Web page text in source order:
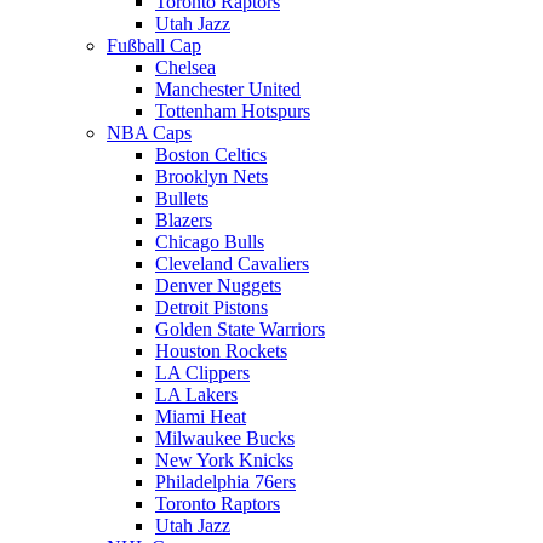
Utah Jazz
Fußball Cap
Chelsea
Manchester United
Tottenham Hotspurs
NBA Caps
Boston Celtics
Brooklyn Nets
Bullets
Blazers
Chicago Bulls
Cleveland Cavaliers
Denver Nuggets
Detroit Pistons
Golden State Warriors
Houston Rockets
LA Clippers
LA Lakers
Miami Heat
Milwaukee Bucks
New York Knicks
Philadelphia 76ers
Toronto Raptors
Utah Jazz